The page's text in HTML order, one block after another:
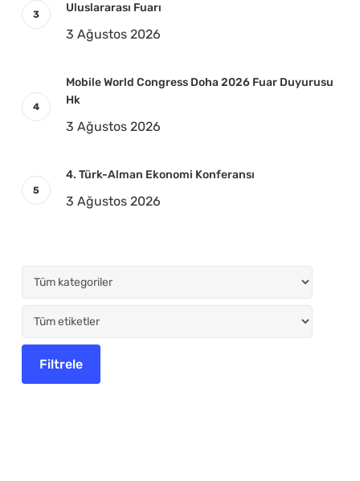
Uluslararası Fuarı
3 Ağustos 2026
Mobile World Congress Doha 2026 Fuar Duyurusu
Hk
3 Ağustos 2026
4. Türk-Alman Ekonomi Konferansı
3 Ağustos 2026